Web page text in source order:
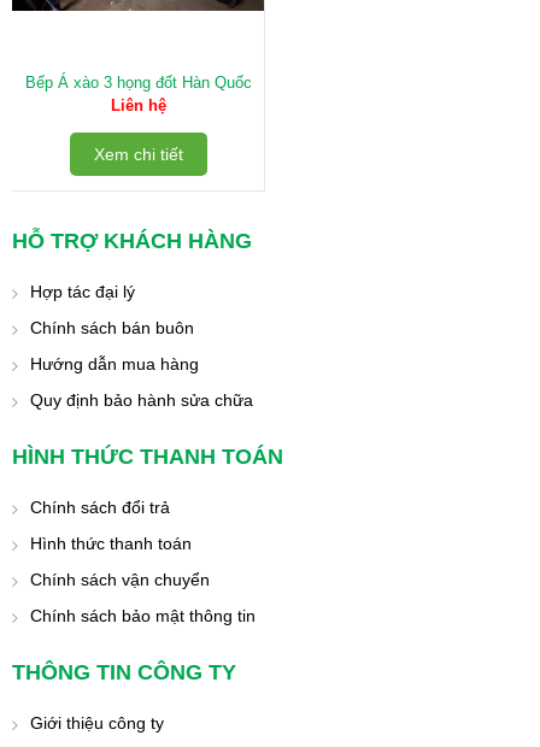
Bếp Á xào 3 họng đốt Hàn Quốc
Liên hệ
Xem chi tiết
HỖ TRỢ KHÁCH HÀNG
Hợp tác đại lý
Chính sách bán buôn
Hướng dẫn mua hàng
Quy định bảo hành sửa chữa
HÌNH THỨC THANH TOÁN
Chính sách đổi trả
Hình thức thanh toán
Chính sách vận chuyển
Chính sách bảo mật thông tin
THÔNG TIN CÔNG TY
Giới thiệu công ty